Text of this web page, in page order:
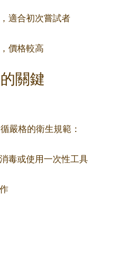
適合初次嘗試者
價格較高
關鍵
嚴格的衛生規範：
毒或使用一次性工具